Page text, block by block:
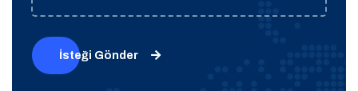
İsteği Gönder